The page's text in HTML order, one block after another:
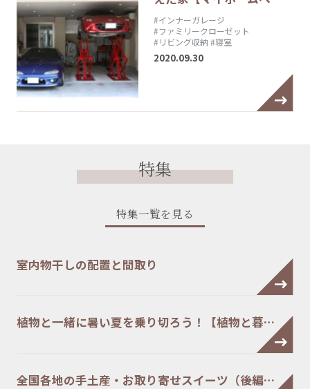
#インナーガレージ
#ファミリークローゼット
#リビング収納 #寝室
2020.09.30
特集
特集一覧を見る
室内物干しの配置と間取り
植物と一緒に暑い夏を乗り切ろう！【植物と暮…
全国各地の手土産・お取り寄せスイーツ（後編…